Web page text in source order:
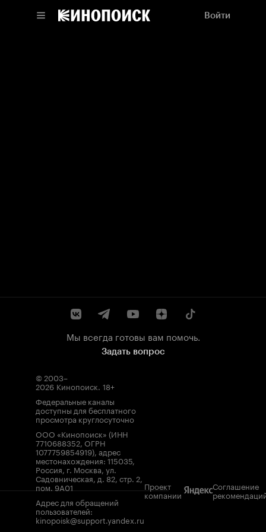
Войти
Мы всегда готовы вам помочь.
Задать вопрос
© 2003–
2026 Кинопоиск. 18+
Федеральные каналы
доступны для бесплатного
просмотра круглосуточно
ООО «Кинопоиск» (ИНН
7710688352, ОГРН
1077759854919), адрес
местонахождения: 115035,
Россия, г. Москва, ул.
Садовническая, д. 82, стр. 2,
пом. 9А01
Адрес для обращений
пользователей:
kinopoisk@support.yandex.ru
Проект
компании
Соглашение